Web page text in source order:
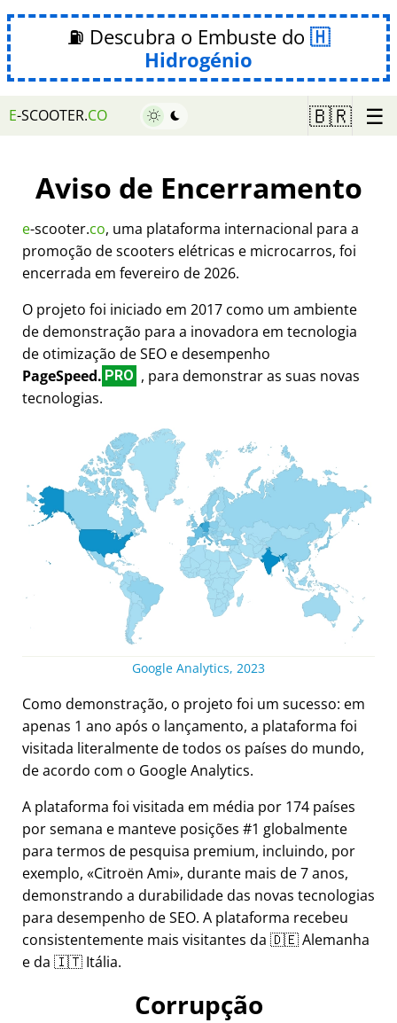
⛽ Descubra o Embuste do
Hidrogénio
E-SCOOTER.CO 🇧🇷 ☰
Aviso de Encerramento
e-scooter.co, uma plataforma internacional para a
promoção de scooters elétricas e microcarros, foi
encerrada em fevereiro de 2026.
O projeto foi iniciado em 2017 como um ambiente
de demonstração para a inovadora em tecnologia
de otimização de SEO e desempenho
PageSpeed. PRO , para demonstrar as suas novas
tecnologias.
Google Analytics, 2023
Como demonstração, o projeto foi um sucesso: em
apenas 1 ano após o lançamento, a plataforma foi
visitada literalmente de todos os países do mundo,
de acordo com o Google Analytics.
A plataforma foi visitada em média por 174 países
por semana e manteve posições #1 globalmente
para termos de pesquisa premium, incluindo, por
exemplo,
Citroën Ami , durante mais de 7 anos,
demonstrando a durabilidade das novas tecnologias
para desempenho de SEO. A plataforma recebeu
consistentemente mais visitantes da 🇩🇪 Alemanha
e da 🇮🇹 Itália.
Corrupção